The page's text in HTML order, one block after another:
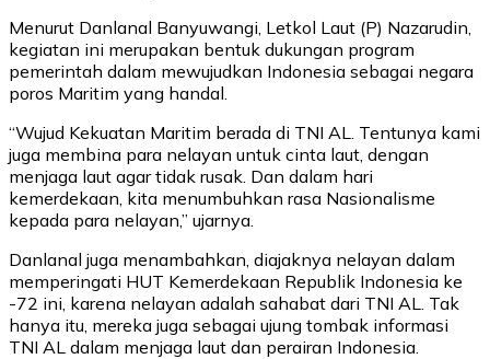
Menurut Danlanal Banyuwangi, Letkol Laut (P) Nazarudin,
kegiatan ini merupakan bentuk dukungan program
pemerintah dalam mewujudkan Indonesia sebagai negara
poros Maritim yang handal.
“Wujud Kekuatan Maritim berada di TNI AL. Tentunya kami
juga membina para nelayan untuk cinta laut, dengan
menjaga laut agar tidak rusak. Dan dalam hari
kemerdekaan, kita menumbuhkan rasa Nasionalisme
kepada para nelayan,” ujarnya.
Danlanal juga menambahkan, diajaknya nelayan dalam
memperingati HUT Kemerdekaan Republik Indonesia ke
-72 ini, karena nelayan adalah sahabat dari TNI AL. Tak
hanya itu, mereka juga sebagai ujung tombak informasi
TNI AL dalam menjaga laut dan perairan Indonesia.